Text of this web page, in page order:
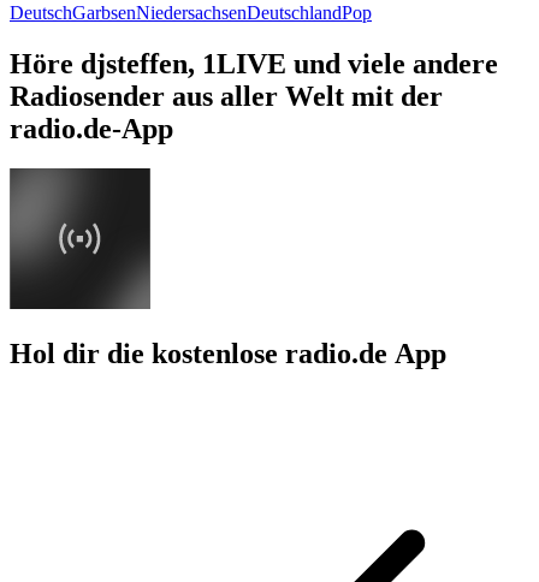
DeutschGarbsenNiedersachsenDeutschlandPop
Höre djsteffen, 1LIVE und viele andere
Radiosender aus aller Welt mit der
radio.de-App
Hol dir die kostenlose radio.de App